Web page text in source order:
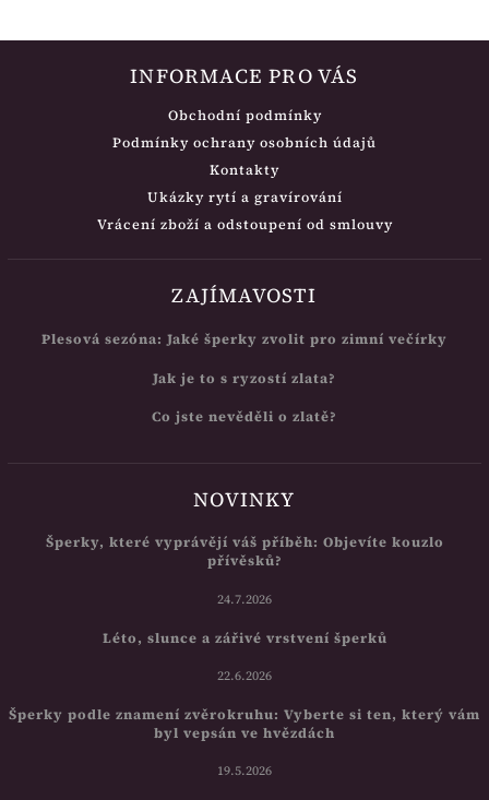
INFORMACE PRO VÁS
Obchodní podmínky
Podmínky ochrany osobních údajů
Kontakty
Ukázky rytí a gravírování
Vrácení zboží a odstoupení od smlouvy
ZAJÍMAVOSTI
Plesová sezóna: Jaké šperky zvolit pro zimní večírky
Jak je to s ryzostí zlata?
Co jste nevěděli o zlatě?
NOVINKY
Šperky, které vyprávějí váš příběh: Objevíte kouzlo
přívěsků?
24.7.2026
Léto, slunce a zářivé vrstvení šperků
22.6.2026
Šperky podle znamení zvěrokruhu: Vyberte si ten, který vám
byl vepsán ve hvězdách
19.5.2026